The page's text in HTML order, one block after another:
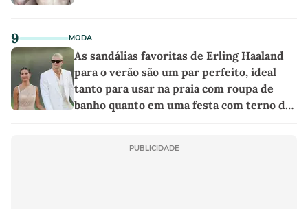
9 MODA
As sandálias favoritas de Erling Haaland
para o verão são um par perfeito, ideal
tanto para usar na praia com roupa de
banho quanto em uma festa com terno de
PUBLICIDADE